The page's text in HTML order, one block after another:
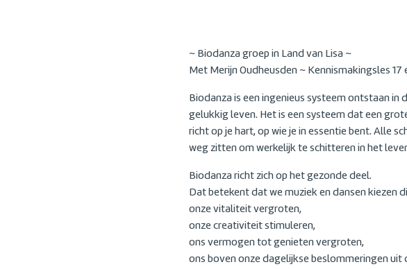
~ Biodanza groep in Land van Lisa ~
Met Merijn Oudheusden ~ Kennismakingsles 17
Biodanza is een ingenieus systeem ontstaan in
gelukkig leven. Het is een systeem dat een
richt op je hart, op wie je in essentie bent. Alle
weg zitten om werkelijk te schitteren in het
Biodanza richt zich op het gezonde deel.
Dat betekent dat we muziek en dansen kiezen
onze vitaliteit vergroten,
onze creativiteit stimuleren,
ons vermogen tot genieten vergroten,
ons boven onze dagelijkse beslommeringen uit